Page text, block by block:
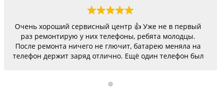
Очень хороший сервисный центр 👍 Уже не в первый
раз ремонтирую у них телефоны, ребята молодцы.
После ремонта ничего не глючит, батарею меняла на
телефон держит заряд отлично. Ещё один телефон был
сегодня получила телефон, всё исправили, заряд